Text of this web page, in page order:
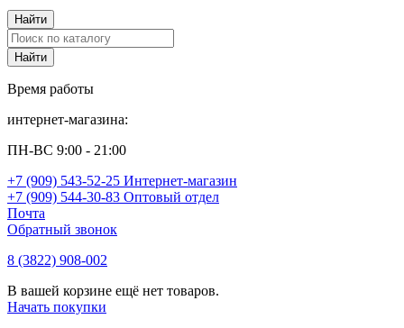
Время работы
интернет-магазина:
ПН-ВС 9:00 - 21:00
+7 (909) 543-52-25 Интернет-магазин
+7 (909) 544-30-83 Оптовый отдел
Почта
Обратный звонок
8 (3822) 908-002
В вашей корзине ещё нет товаров.
Начать покупки